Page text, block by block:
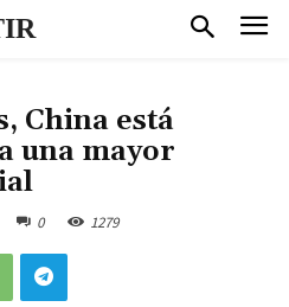
China está
una mayor
0 1279